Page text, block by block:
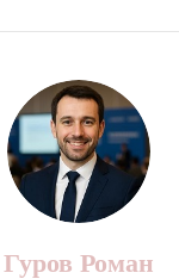
Гуров Роман